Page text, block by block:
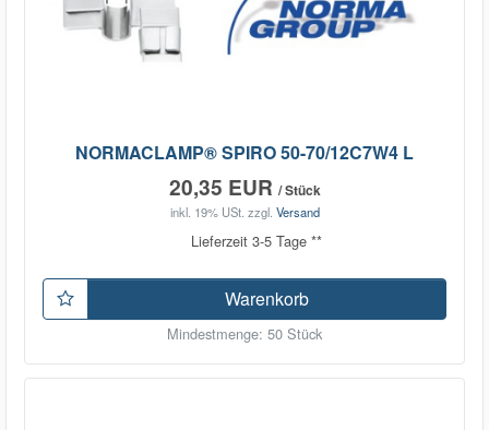
NORMACLAMP® SPIRO 50-70/12C7W4 L
20,35 EUR / Stück
inkl. 19% USt. zzgl. Versand
Lieferzeit 3-5 Tage **
Warenkorb
Mindestmenge: 50 Stück